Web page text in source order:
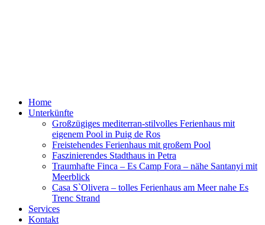
Mallorcalife
Villa, Finca und Meer
Home
Unterkünfte
Großzügiges mediterran-stilvolles Ferienhaus mit
eigenem Pool in Puig de Ros
Freistehendes Ferienhaus mit großem Pool
Faszinierendes Stadthaus in Petra
Traumhafte Finca – Es Camp Fora – nähe Santanyi mit
Meerblick
Casa S`Olivera – tolles Ferienhaus am Meer nahe Es
Trenc Strand
Services
Kontakt